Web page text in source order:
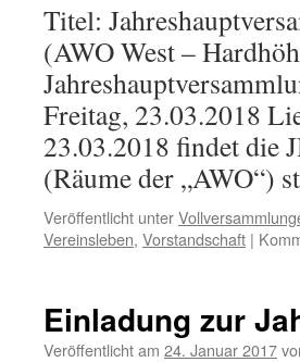
Titel:
(AWO West –
Freitag, 23.03.2018
23.03.2018 findet die
(Räume der „AWO“)
Veröffentlicht unter
Vereinsleben, Vorstandschaft |
Einladung zur
Veröffentlicht am 24. Januar 2017